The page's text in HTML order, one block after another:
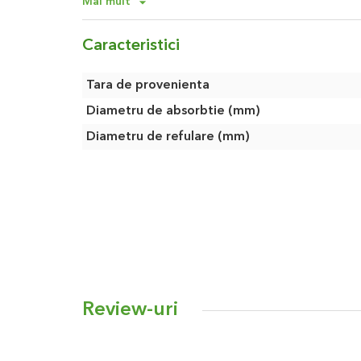
conectare si de alimentare. Tehnologia de
Caracteristici
Caracteristici
Tara de provenienta
Diametru de absorbtie (mm)
Diametru de refulare (mm)
Review-uri